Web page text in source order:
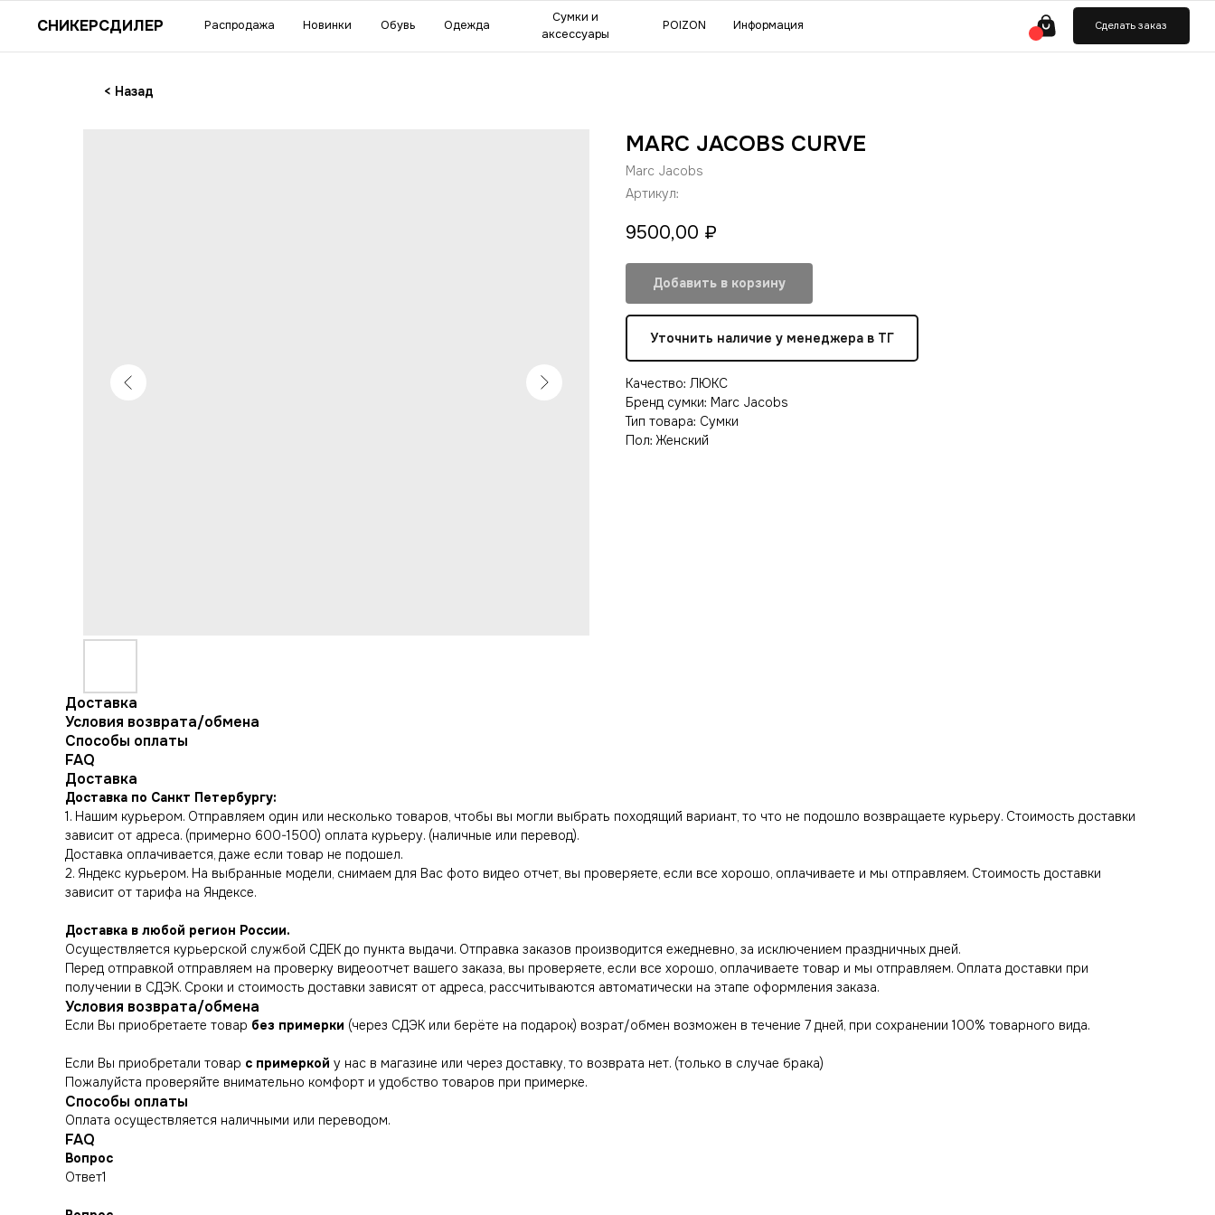
СНИКЕРСДИЛЕР
аксессуары
Информация
Распродажа
< Назад
MARC JACOBS CURVE
Marc Jacobs
Артикул:
9500,00 ₽
Добавить в корзину
Уточнить наличие у менеджера в ТГ
Качество: ЛЮКС
Бренд сумки: Marc Jacobs
Тип товара: Сумки
Пол: Женский
Доставка
Условия возврата/обмена
Способы оплаты
FAQ
Доставка
Доставка по Санкт Петербургу:
1. Нашим курьером. Отправляем один или несколько товаров, чтобы вы могли выбрать походящий вариант, то что не подошло возвращаете курьеру. Стоимость доставки
зависит от адреса. (примерно 600-1500) оплата курьеру. (наличные или перевод).
Доставка оплачивается, даже если товар не подошел.
2. Яндекс курьером. На выбранные модели, снимаем для Вас фото видео отчет, вы проверяете, если все хорошо, оплачиваете и мы отправляем. Стоимость доставки
зависит от тарифа на Яндексе.
Доставка в любой регион России.
Осуществляется курьерской службой СДЕК до пункта выдачи. Отправка заказов производится ежедневно, за исключением праздничных дней.
Перед отправкой отправляем на проверку видеоотчет вашего заказа, вы проверяете, если все хорошо, оплачиваете товар и мы отправляем. Оплата доставки при
получении в СДЭК. Сроки и стоимость доставки зависят от адреса, рассчитываются автоматически на этапе оформления заказа.
Условия возврата/обмена
Если Вы приобретаете товар без примерки (через СДЭК или берёте на подарок) возрат/обмен возможен в течение 7 дней, при сохранении 100% товарного вида.
Если Вы приобретали товар с примеркой у нас в магазине или через доставку, то возврата нет. (только в случае брака)
Пожалуйста проверяйте внимательно комфорт и удобство товаров при примерке.
Способы оплаты
Оплата осуществляется наличными или переводом.
FAQ
Вопрос
Ответ1